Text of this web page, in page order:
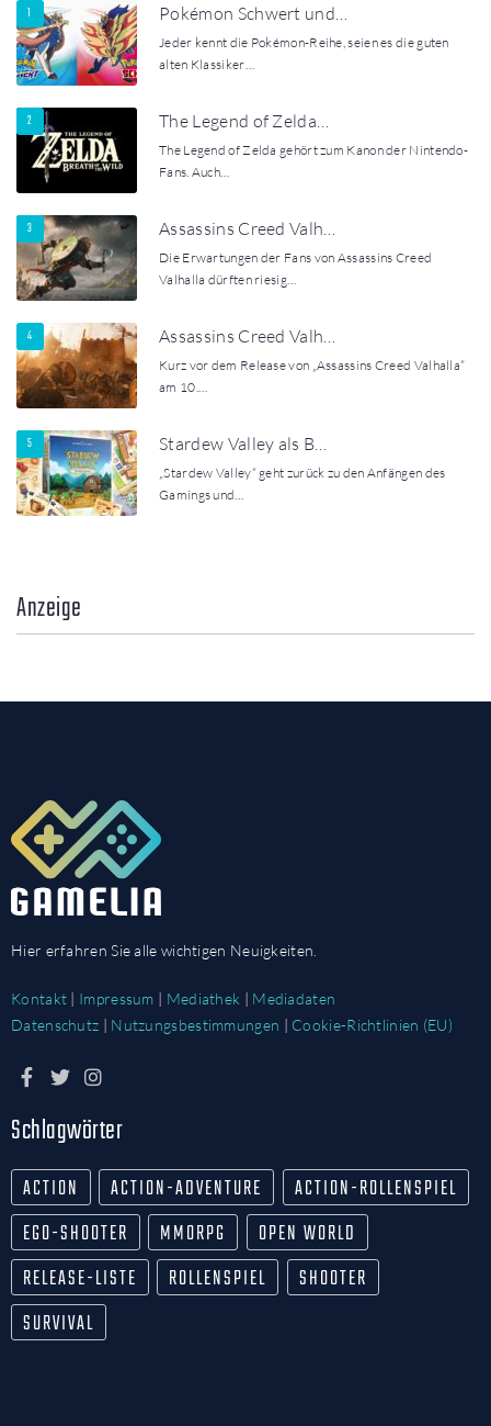
Pokémon Schwert und…
Jeder kennt die Pokémon-Reihe, seien es die guten
alten Klassiker…
The Legend of Zelda…
The Legend of Zelda gehört zum Kanon der Nintendo-
Fans. Auch…
Assassins Creed Valh…
Die Erwartungen der Fans von Assassins Creed
Valhalla dürften riesig…
Assassins Creed Valh…
Kurz vor dem Release von „Assassins Creed Valhalla“
am 10.…
Stardew Valley als B…
„Stardew Valley“ geht zurück zu den Anfängen des
Gamings und…
Anzeige
Hier erfahren Sie alle wichtigen Neuigkeiten.
Kontakt | Impressum | Mediathek | Mediadaten
Datenschutz | Nutzungsbestimmungen | Cookie-Richtlinien (EU)
Schlagwörter
ACTION ACTION-ADVENTURE
ACTION-ROLLENSPIEL
EGO-SHOOTER
MMORPG
OPEN WORLD
RELEASE-LISTE
ROLLENSPIEL
SHOOTER
SURVIVAL